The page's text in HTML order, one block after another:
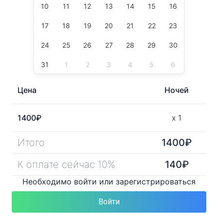
10 11 12 13 14 15 16
17 18 19 20 21 22 23
24 25 26 27 28 29 30
31 1 2 3 4 5 6
Цена Ночей
1400₽ x 1
Итого 1400₽
К оплате сейчас 10%
140₽
Необходимо войти или зарегистрироваться
Войти